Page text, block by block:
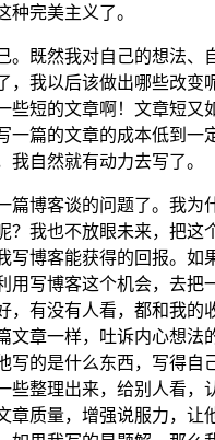
种完美主义了。
。既然我对自己的想法、
，我以后该做出哪些改变
些短的文章啊！文章短又
一篇的文章的成本低到一
我自然就有动力去写了。
篇博客谈的问题了。我为
？我也不放眼未来，把这
写博客能获得的回报。如
用写博客这个机会，去把
，有没有人看，都和我的
文章一样，吐诉内心想法
写的是什么东西，写得自
些整理出来，给别人看，
章质量，增强说服力，让